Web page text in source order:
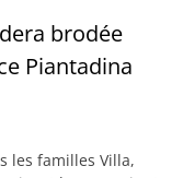
brodée
Piantadina
les familles Villa,